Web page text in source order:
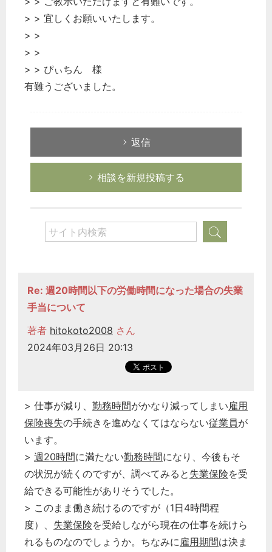
> > 宜しくお願いいたします。
> >
> >
> > ぴぃちん 様
有難うございました。
返信
相談を新規投稿する
Re: 週20時間以下の労働時間になった場合の失業
手当について
著者 hitokoto2008 さん
2024年03月26日 20:13
> 仕事が減り、 勤務時間がかなり減ってしまい雇用
保険喪失の手続きを進めなくてはならない従業員が
います。
> 週20時間に満たない勤務時間になり、今後もそ
の状況が続くのですが、調べてみると 失業保険を受
給できる可能性がありそうでした。
> このまま働き続けるのですが（1日4時間程
度）、 失業保険を受給しながら現在の仕事を続けら
れるものなのでしょうか。ちなみに雇用期間は決ま